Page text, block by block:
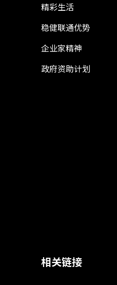
精彩生活
稳健联通优势
企业家精神
政府资助计划
相关链接